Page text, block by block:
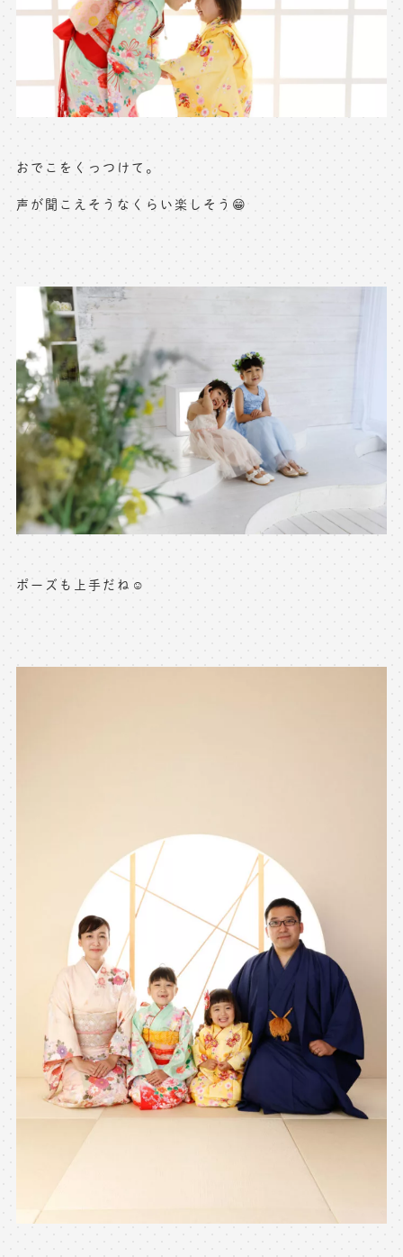
マイページへログインする
無料会員登録はこちら
おでこをくっつけて。
声が聞こえそうなくらい楽しそう😁
ポーズも上手だね☺️